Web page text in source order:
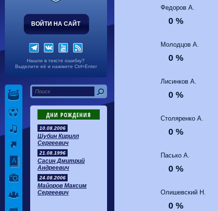
ВОЙТИ НА САЙТ
Нашли в тексте ошибку?
Выделите её и нажмите Ctrl+Enter
ДНИ РОЖДЕНИЯ
10.08.2006
Шубин Кирилл
Сергеевич
21.08.1996
Сасин Дмитрий
Андреевич
24.08.2006
Майоров Максим
Сергеевич
Федоров А.
0 %
Молодцов А.
0 %
Лисинков А.
0 %
Столяренко А.
0 %
Пасько А.
0 %
Олишевский Н.
0 %
0-1 Сибирь